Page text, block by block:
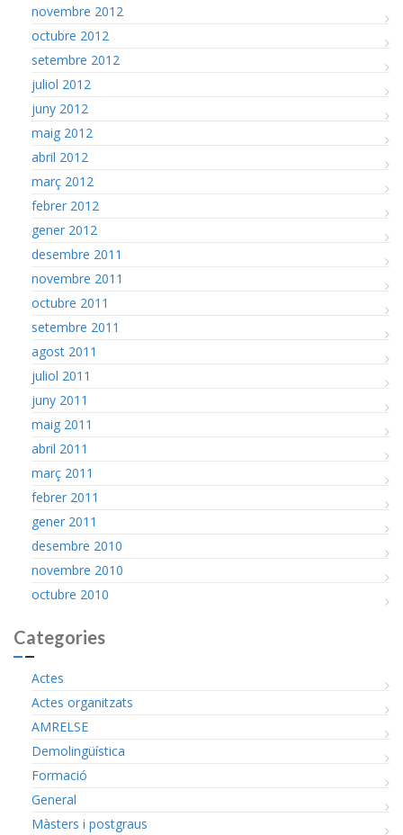
novembre 2012
octubre 2012
setembre 2012
juliol 2012
juny 2012
maig 2012
abril 2012
març 2012
febrer 2012
gener 2012
desembre 2011
novembre 2011
octubre 2011
setembre 2011
agost 2011
juliol 2011
juny 2011
maig 2011
abril 2011
març 2011
febrer 2011
gener 2011
desembre 2010
novembre 2010
octubre 2010
Categories
Actes
Actes organitzats
AMRELSE
Demolingüística
Formació
General
Màsters i postgraus